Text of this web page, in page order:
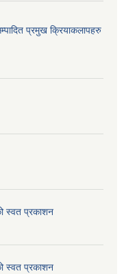
प्रमुख क्रियाकलापहरु
स्वत प्रकाशन
स्वत प्रकाशन